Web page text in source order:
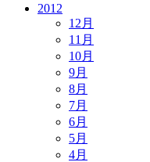
2012
12月
11月
10月
9月
8月
7月
6月
5月
4月